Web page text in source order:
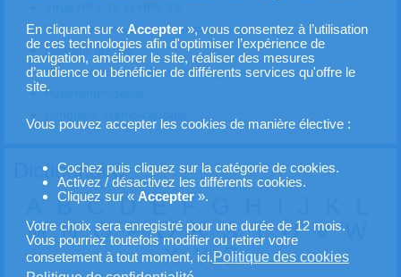
En cliquant sur « Accepter», vous consentez à l’utilisation
de ces technologies afin d'optimiser l’expérience de
navigation, améliorer le site, réaliser des mesures
d’audience ou bénéficier de différents services qu'offre le
site.
Vous pouvez accepter les cookies de manière élective :
Cochez puis cliquez sur la catégorie de cookies.
Activez / désactivez les différents cookies.
Cliquez sur « Accepter».
Votre choix sera enregistré pour une durée de 12 mois.
Vous pourriez toutefois modifier ou retirer votre
consetement à tout moment, ici.Politique des cookies
Bilan hormonal féminin et stérilité
Hauteur utérine
Spermogramme - Spermocytogramme
Hyperandrogénie
Dictionnaire
B C D E F
M N O P Q R S T U V
X
Y Z